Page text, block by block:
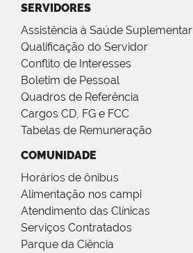
SERVIDORES
Assistência à Saúde Suplementar
Qualificação do Servidor
Conflito de Interesses
Boletim de Pessoal
Quadros de Referência
Cargos CD, FG e FCC
Tabelas de Remuneração
COMUNIDADE
Horários de ônibus
Alimentação nos campi
Atendimento das Clínicas
Serviços Contratados
Parque da Ciência